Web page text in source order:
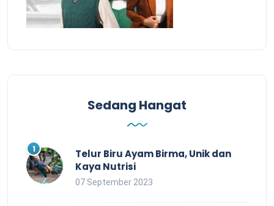
Sedang Hangat
Telur Biru Ayam Birma, Unik dan
Kaya Nutrisi
07 September 2023